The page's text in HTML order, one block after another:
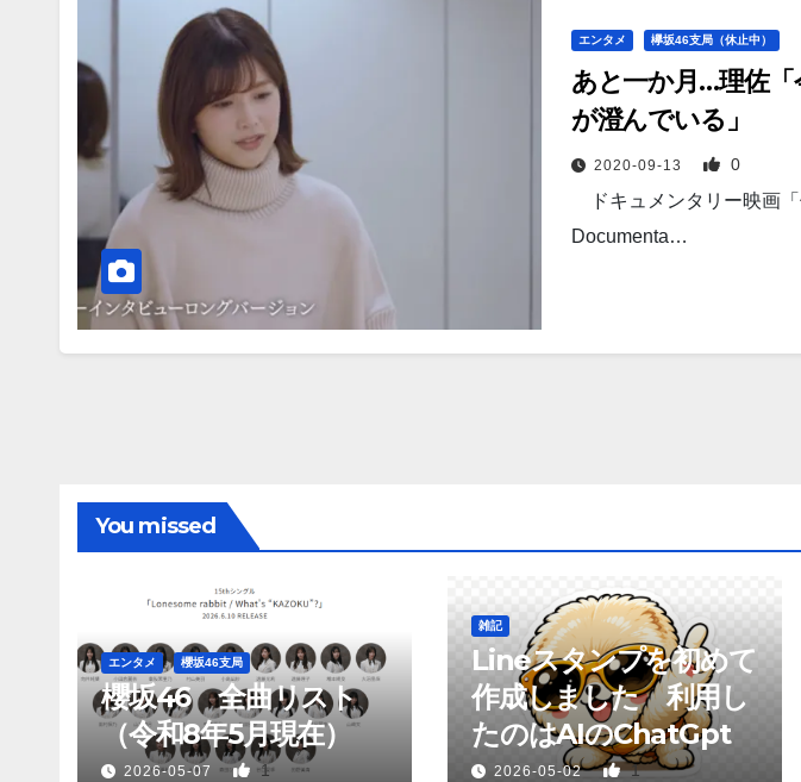
エンタメ 欅坂46支局（休止中）
あと一か月…理佐
が澄んでいる」
2020-09-13 0
ドキュメンタリー映画
Documenta…
You missed
エンタメ 櫻坂46支局
櫻坂46 全曲リスト
（令和8年5月現在）
2026-05-07 1
雑記
Lineスタンプを初めて
作成しました 利用し
たのはAIのChatGpt
2026-05-02 1